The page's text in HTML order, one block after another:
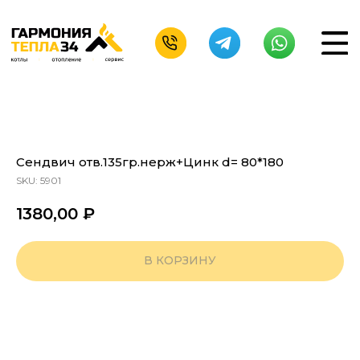
Сендвич отв.135гр.нерж+Цинк d= 80*180
SKU: 5901
1380,00 ₽
В КОРЗИНУ